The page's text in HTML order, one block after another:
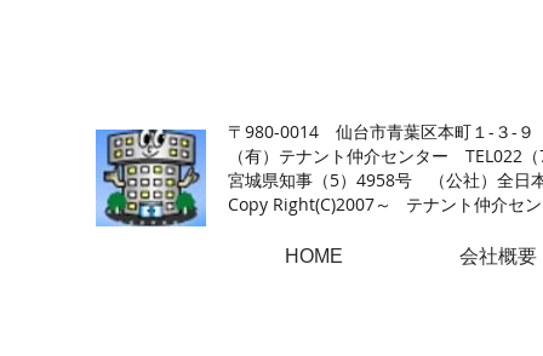
〒980-0014 仙台市青葉区本町１-３-９
（有）テナント仲介センター TEL022
宮城県知事（5）4958号 （公社）全日
Copy Right(C)2007～ テナント仲介セ
HOME 会社概要